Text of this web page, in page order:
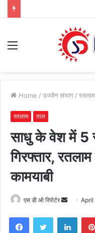
Menu
Home / उज्जैन संभाग / रतलाम
रतलाम ताल
साधु के वेश में 5
गिरफ्तार,
कामयाबी
एस डी ओ रिपोर्टर
Send April
FacebookTwitter